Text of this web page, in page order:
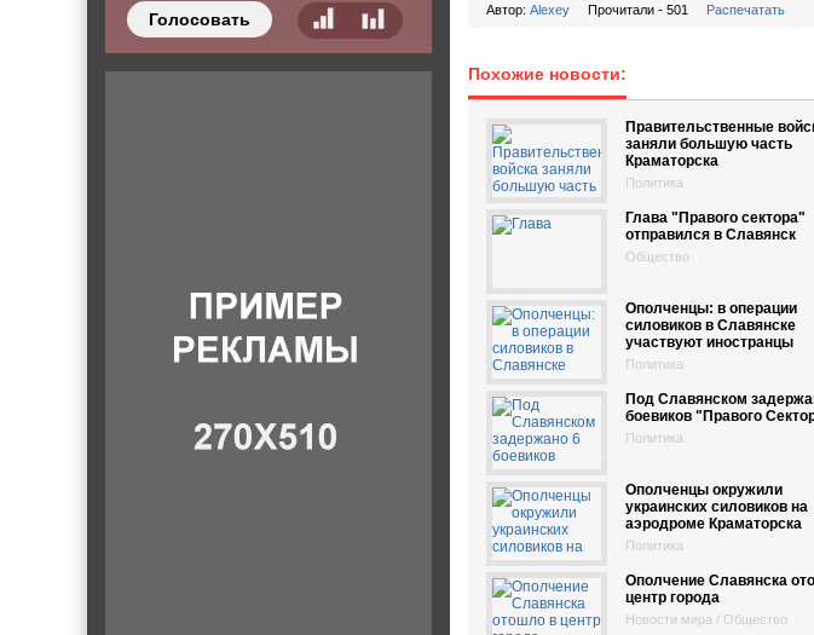
Автор: Alexey Прочитали - 501 Распечатать
Похожие новости:
Правительственные
заняли большую часть
Краматорска
Политика
Глава "Правого сектора"
отправился в Славянск
Общество
Ополченцы: в операции
силовиков в Славянске
участвуют иностранцы
Политика
Под Славянском
боевиков "Правого
Политика
Ополченцы окружили
украинских силовиков на
аэродроме Краматорска
Политика
Ополчение Славянска
центр города
Новости мира / Общество
Голосовать